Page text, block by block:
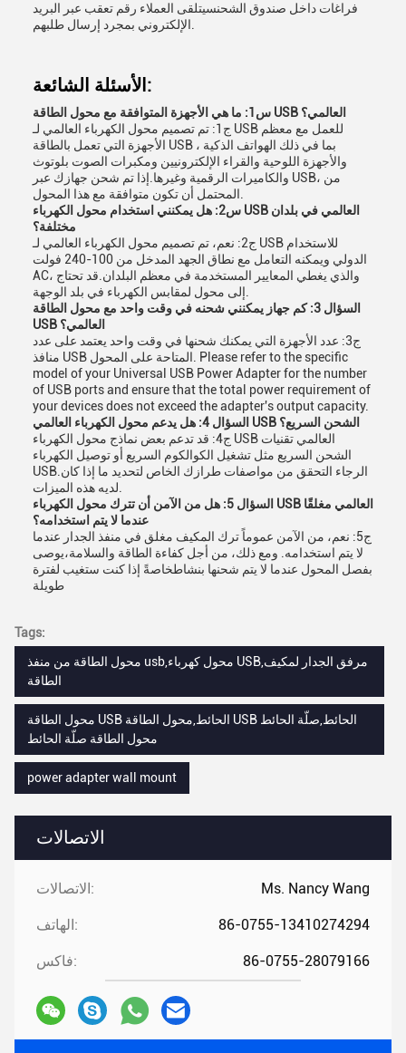
الاتصالات
الاتصالات: Ms. Nancy Wang
الهاتف: 86-0755-13410274294
فاكس: 86-0755-28079166
فراغات داخل صندوق الشحنسيتلقى العملاء رقم تعقب عبر البريد
الأسئلة الشائعة:
س1: ما هي الأجهزة المتوافقة مع محول الطاقة USB العالمي؟
ج1: تم تصميم محول الكهرباء العالمي لـ USB للعمل مع معظم
الأجهزة التي تعمل بالطاقة USB ، بما في ذلك الهواتف الذكية
والأجهزة اللوحية والقراء الإلكترونيين ومكبرات الصوت بلوتوث
والكاميرات الرقمية وغيرها.إذا تم شحن جهازك عبر USB، من
س2: هل يمكنني استخدام محول الكهرباء USB العالمي في بلدان
مختلفة؟
ج2: نعم، تم تصميم محول الكهرباء العالمي لـ USB للاستخدام
الدولي ويمكنه التعامل مع نطاق الجهد المدخل من 100-240 فولت
AC، والذي يغطي المعايير المستخدمة في معظم البلدان.قد تحتاج
السؤال 3: كم جهاز يمكنني شحنه في وقت واحد مع محول الطاقة
USB العالمي؟
ج3: عدد الأجهزة التي يمكنك شحنها في وقت واحد يعتمد على عدد
منافذ USB المتاحة على المحول. Please refer to the specific
model of your Universal USB Power Adapter for the number
of USB ports and ensure that the total power requirement of
your devices does not exceed the adapter's output capacity.
السؤال 4: هل يدعم محول الكهرباء العالمي USB الشحن السريع؟
ج4: قد تدعم بعض نماذج محول الكهرباء USB العالمي تقنيات
الشحن السريع مثل تشغيل الكوالكوم السريع أو توصيل الكهرباء
USB.الرجاء التحقق من مواصفات طرازك الخاص لتحديد ما إذا كان
السؤال 5: هل من الآمن أن تترك محول الكهرباء USB العالمي مغلقًا
عندما لا يتم استخدامه؟
ج5: نعم، من الآمن عموماً ترك المكيف مغلق في منفذ الجدار عندما
لا يتم استخدامه. ومع ذلك، من أجل كفاءة الطاقة والسلامة،يوصى
بفصل المحول عندما لا يتم شحنها بنشاطخاصةً إذا كنت ستغيب لفترة
طويلة
Tags:
محول الطاقة من منفذ usb,محول كهرباء USB,مرفق الجدار لمكيف
الطاقة
محول الطاقة USB الحائط,محول الطاقة USB الحائط,صلّة الحائط
محول الطاقة صلّة الحائط
power adapter wall mount